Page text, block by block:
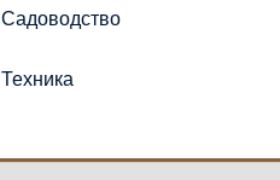
Садоводство
Техника